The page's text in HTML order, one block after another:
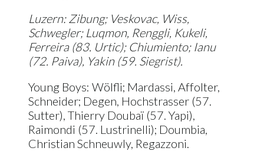
Luzern: Zibung; Veskovac, Wiss,
Schwegler; Luqmon, Renggli, Kukeli,
Ferreira (83. Urtic); Chiumiento; Ianu
(72. Paiva), Yakin (59. Siegrist).
Young Boys: Wölfli; Mardassi, Affolter,
Schneider; Degen, Hochstrasser (57.
Sutter), Thierry Doubaï (57. Yapi),
Raimondi (57. Lustrinelli); Doumbia,
Christian Schneuwly, Regazzoni.